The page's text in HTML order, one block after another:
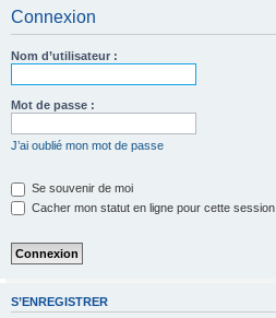
Connexion
Nom d’utilisateur :
Mot de passe :
J’ai oublié mon mot de passe
Se souvenir de moi
Cacher mon statut en ligne pour cette session
S’ENREGISTRER